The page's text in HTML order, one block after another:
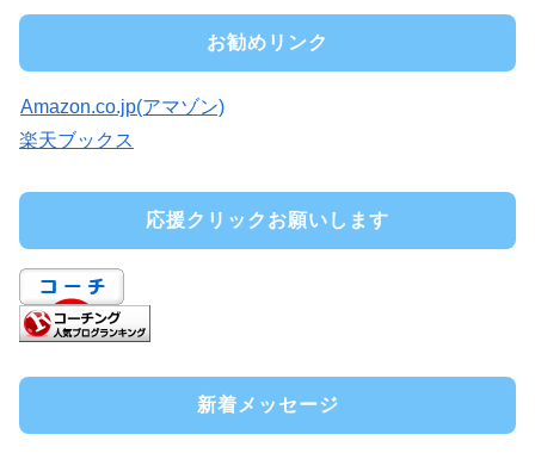
お勧めリンク
Amazon.co.jp(アマゾン)
楽天ブックス
応援クリックお願いします
新着メッセージ